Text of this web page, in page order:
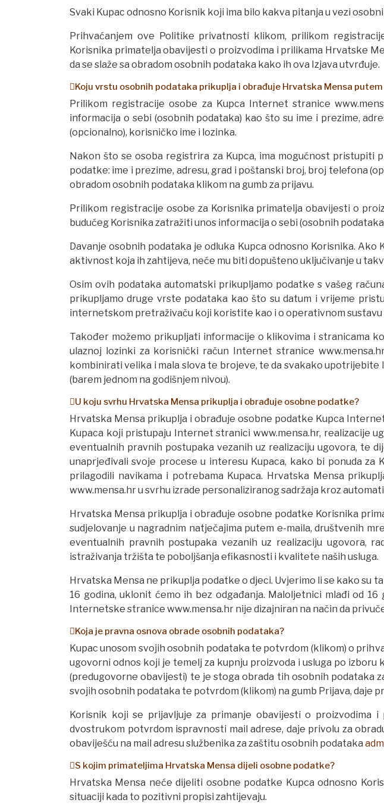
Svaki Kupac odnosno Korisnik koji ima bilo kakva pitanja u vezi
Prihvaćanjem ove Politike privatnosti klikom, prilikom
Korisnika primatelja obavijesti o proizvodima i prilikama Hrvatske
da se slaže sa obradom osobnih podataka kako ih ova Izjava utvrđuje.
Koju vrstu osobnih podataka prikuplja i obrađuje Hrvatska Mensa
Prilikom registracije osobe za Kupca Internet stranice
informacija o sebi (osobnih podataka) kao što su ime i prezime,
(opcionalno), korisničko ime i lozinka.
Nakon što se osoba registrira za Kupca, ima mogućnost pristupiti
podatke: ime i prezime, adresu, grad i poštanski broj, broj telefona
obradom osobnih podataka klikom na gumb za prijavu.
Prilikom registracije osobe za Korisnika primatelja obavijesti o
budućeg Korisnika zatražiti unos informacija o sebi (osobnih
Davanje osobnih podataka je odluka Kupca odnosno Korisnika.
aktivnost koja ih zahtijeva, neće mu biti dopušteno uključivanje u
Osim ovih podataka automatski prikupljamo podatke s vašeg
prikupljamo druge vrste podataka kao što su datum i vrijeme
internetskom pretraživaču koji koristite kao i o operativnom
Također možemo prikupljati informacije o klikovima i stranicama
ulaznoj lozinki za korisnički račun Internet stranice
kombinirati velika i mala slova te brojeve, te da svakako
(barem jednom na godišnjem nivou).
U koju svrhu Hrvatska Mensa prikuplja i obrađuje osobne podatke?
Hrvatska Mensa prikuplja i obrađuje osobne podatke Kupca
Kupaca koji pristupaju Internet stranici www.mensa.hr, realizacije
eventualnih pravnih postupaka vezanih uz realizaciju ugovora, te
unaprjeđivali svoje procese u interesu Kupaca, kako bi ponuda za
prilagodili navikama i potrebama Kupaca. Hrvatska Mensa
www.mensa.hr u svrhu izrade personaliziranog sadržaja kroz
Hrvatska Mensa prikuplja i obrađuje osobne podatke Korisnika
sudjelovanje u nagradnim natječajima putem e-maila, društvenih
eventualnih pravnih postupaka vezanih uz realizaciju ugovora,
istraživanja tržišta te poboljšanja efikasnosti i kvalitete naših usluga.
Hrvatska Mensa ne prikuplja podatke o djeci. Uvjerimo li se kako su
16 godina, uklonit ćemo ih bez odgađanja. Maloljetnici mlađi od
Internetske stranice www.mensa.hr nije dizajniran na način da
Koja je pravna osnova obrade osobnih podataka?
Kupac unosom svojih osobnih podataka te potvrdom (klikom) o
ugovorni odnos koji je temelj za kupnju proizvoda i usluga po
(predugovorne obavijesti) te je stoga obrada tih osobnih podataka
svojih osobnih podataka te potvrdom (klikom) na gumb Prijava, daje
Korisnik koji se prijavljuje za primanje obavijesti o proizvodima
dvostrukom potvrdom ispravnosti mail adrese, daje privolu za
obaviješću na mail adresu službenika za zaštitu osobnih podataka
S kojim primateljima Hrvatska Mensa dijeli osobne podatke?
Hrvatska Mensa neće dijeliti osobne podatke Kupca odnosno
situaciji kada to pozitivni propisi zahtijevaju.